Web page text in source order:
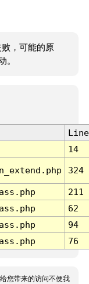
，可能的原
。
Line
14
324
211
62
94
76
您带来的访问不便我